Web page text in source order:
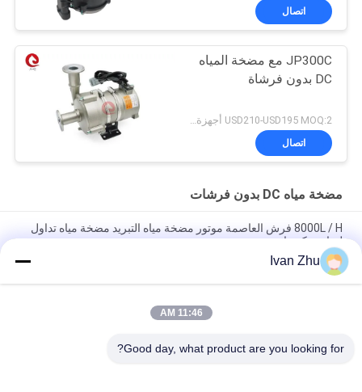
اتصال
JP300C مع مضخة المياه
DC بدون فرشاة
اتصال
مضخة مياه DC بدون فرشات
8000L / H فرش العاصمة موتور مضخة مياه التبريد مضخة مياه تداول
لشاحنة كهربائية
الكهربائية
IP67 24VDC مضخة مياه محرك DC بدون فرشات للمركبات الكهربائية
Ivan Zhu
11:46 AM
Good day, what product are you looking for?